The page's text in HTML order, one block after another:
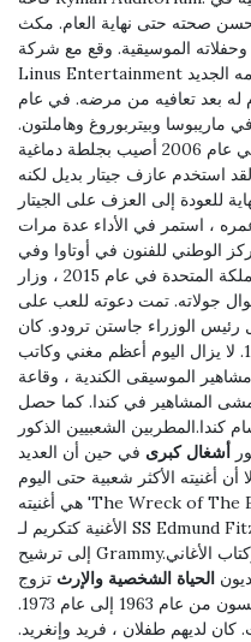
صحته حتى نهاية العام. مكث
الموسيقية. وقع مع شركة
Linus Entertainment في عام 2003 وأصدر ألبومه الجديد 'Harmony'
ألبوم له بعد تعافيه من مرضه. في عام
ماريبوسا وبيتربوروغ وهاملتون.
كانت هذه العروض نجاحًا كبيرًا. في عام 2006 أصيب بجلطة دماغية
استخدم عازف جيتار بديل لكنه
للعودة إلى العزف على الجيتار
، استمر في الأداء عدة مرات
، غنى في المركز الوطني للفنون في أوتاوا وفي
100 كأس رمادي. قام بجولة في المملكة المتحدة في عام 2015 ، وزار
جولاته. تمت دعوته للعب على
في عام 2017 من قبل رئيس الوزراء جاستن ترودو. كان
هذا احتفالًا بالاحتفالات الكندية الـ 150. لا يزال اليوم أعظم مغني وكاتب
الموسيقى الكندية ، وقاعة
المشاهير في كندا. كما حصل
الشعبيين الذكور
أشغال كبرى في حين أن العديد
أغنيته الأكثر شعبية حتى اليوم
هي أغنيته 'The Wreck of The Edmund Fitzgerald'. تمت كتابة هذه
الأغنية كتكريم لـ SS Edmund Fitzgerald الغارق ، وأدى أدائه وتكوينه
إلى ترشيح Grammy.مطربين البلد الكندي كتاب الأغاني وكتاب الأغاني
الحياة الشخصية والإرث تزوج
جوردون لايتفوت من بيتا إنجيجرد أوليسون من عام 1963 إلى عام 1973.
لديهم طفلان ، فريد وإنغريد.